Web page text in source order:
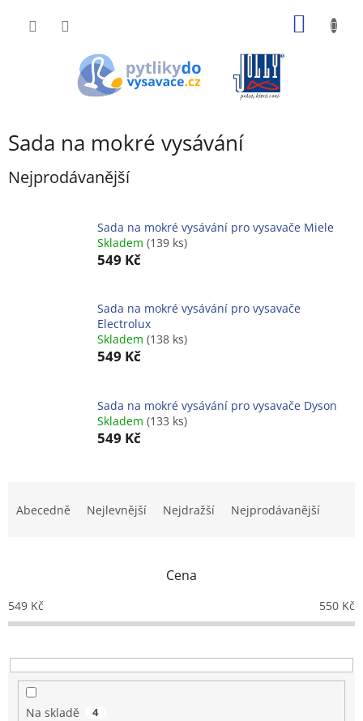
Sada na mokré vysávání
Nejprodávanější
Sada na mokré vysávání pro vysavače Miele
Skladem (139 ks)
549 Kč
Sada na mokré vysávání pro vysavače
Electrolux
Skladem (138 ks)
549 Kč
Sada na mokré vysávání pro vysavače Dyson
Skladem (133 ks)
549 Kč
p
r
o
u
Abecedně Nejlevnější Nejdražší Nejprodávanější
Cena
549 Kč 550 Kč
Na skladě 4